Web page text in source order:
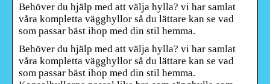
Behöver du hjälp med att välja hylla? vi har samlat
våra kompletta vägghyllor så du lättare kan se vad
som passar bäst ihop med din stil hemma.
Behöver du hjälp med att välja hylla? vi har samlat
våra kompletta vägghyllor så du lättare kan se vad
som passar bäst ihop med din stil hemma.